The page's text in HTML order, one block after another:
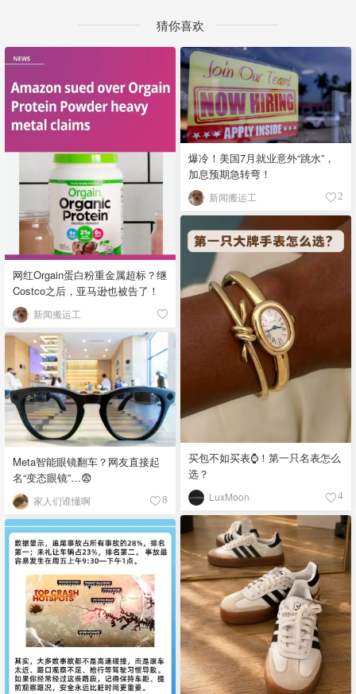
猜你喜欢
网红Orgain蛋白粉重金属超标？继
Costco之后，亚马逊也被告了！
新闻搬运工
爆冷！美国7月就业意外“跳水”，
加息预期急转弯！
新闻搬运工 2
买包不如买表⌚️！第一只名表怎么
选？
LuxMoon 4
Meta智能眼镜翻车？网友直接起
名“变态眼镜”…😨
家人们谁懂啊 8